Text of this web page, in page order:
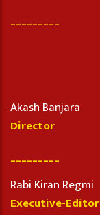
_________
Akash Banjara
Director
_________
Rabi Kiran Regmi
Executive-Editor